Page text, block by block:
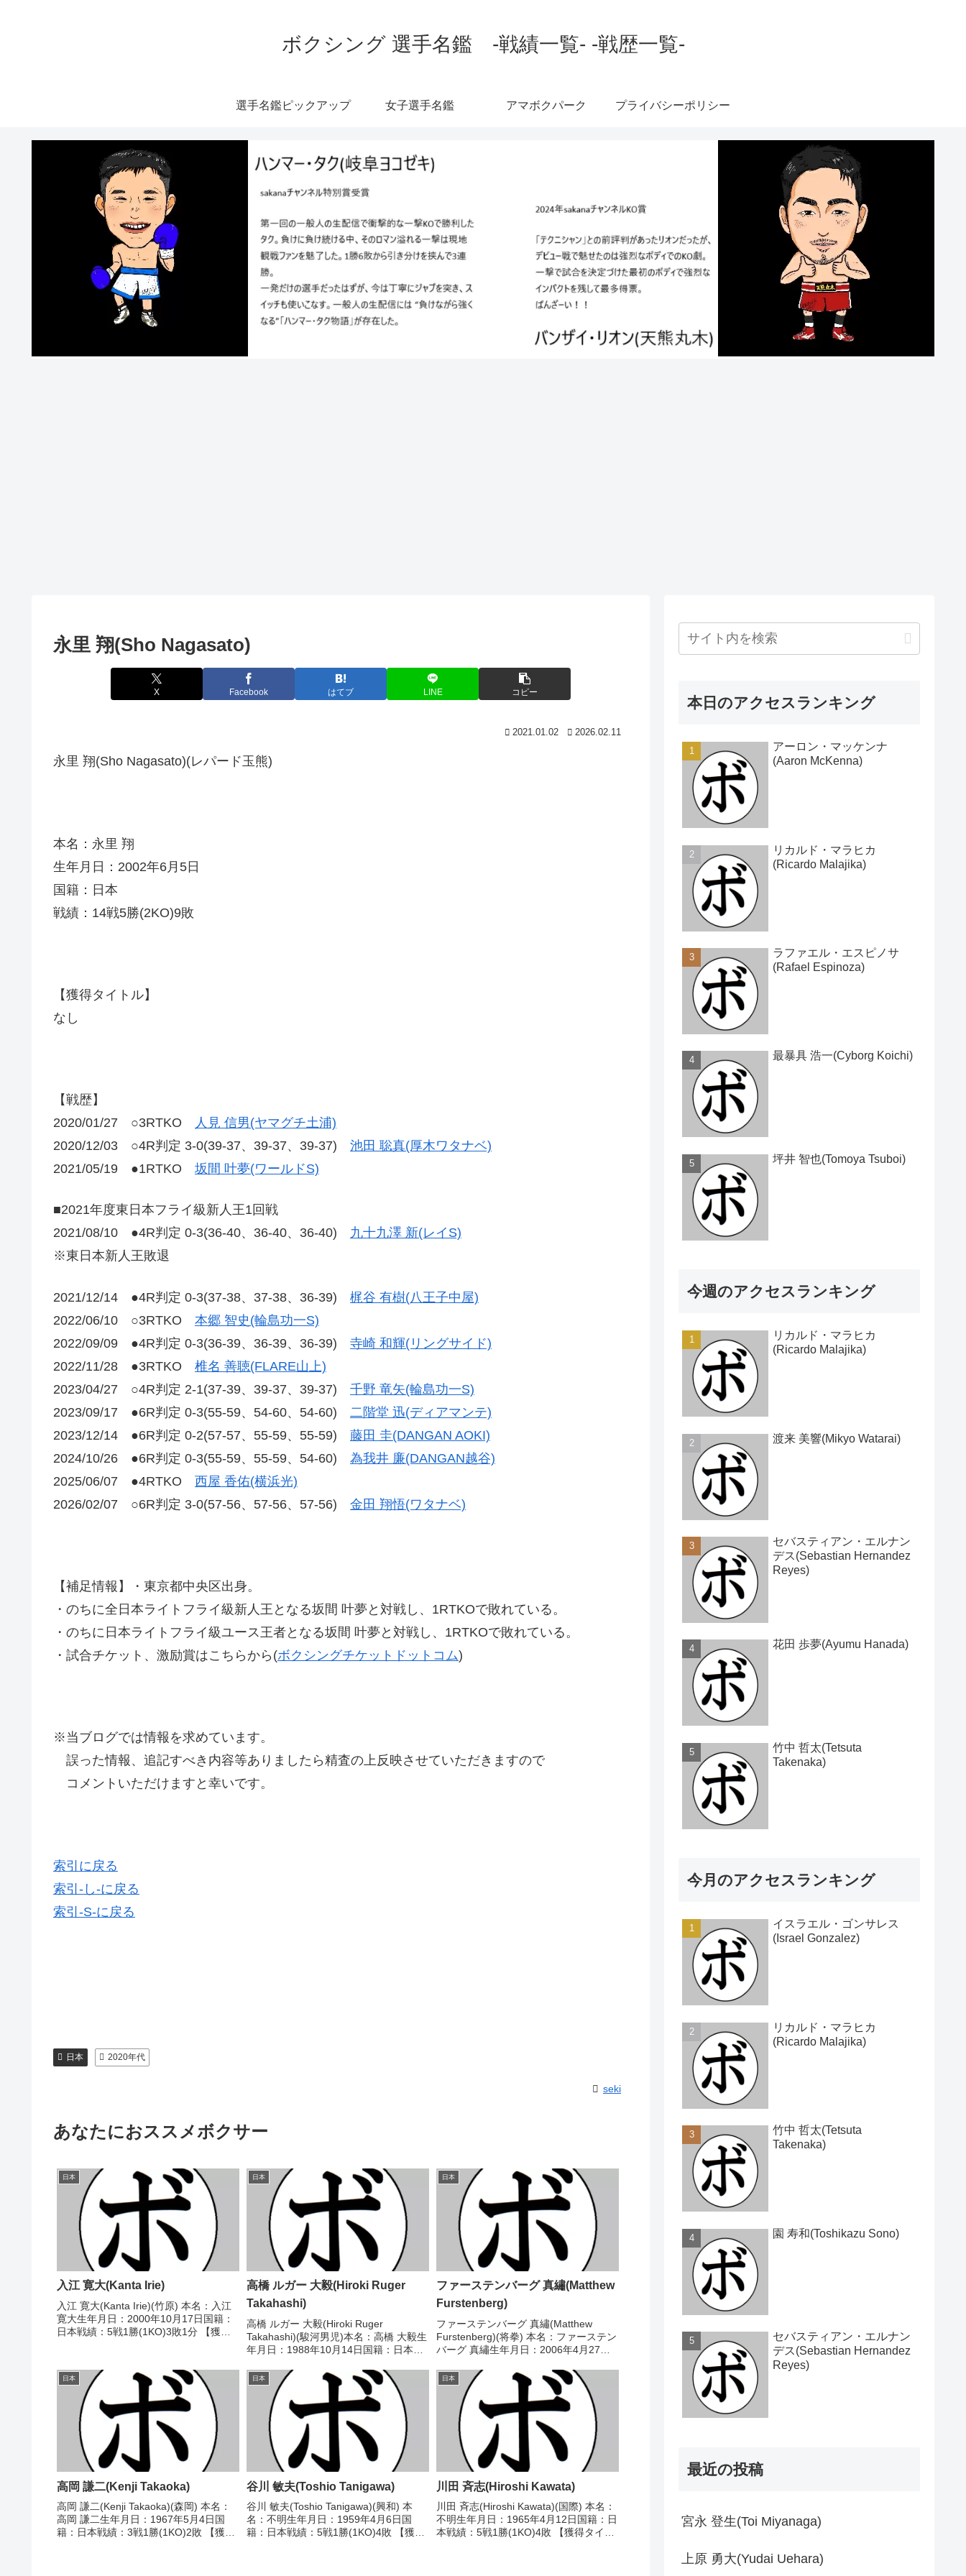
ボクシング 選手名鑑 -戦績一覧- -戦歴一覧-
選手名鑑ピックアップ 女子選手名鑑 アマボクパーク プライバシーポリシー
永里 翔(Sho Nagasato)
X Facebook はてブ LINE コピー
2021.01.02 2026.02.11
永里 翔(Sho Nagasato)(レパード玉熊)
本名：永里 翔
生年月日：2002年6月5日
国籍：日本
戦績：14戦5勝(2KO)9敗
【獲得タイトル】
なし
【戦歴】
2020/01/27 ○3RTKO
人見 信男(ヤマグチ土浦)
2020/12/03 ○4R判定 3-0(39-37、39-37、39-37) 池田 聡真(厚木ワタナベ)
2021/05/19 ●1RTKO 坂間 叶夢(ワールドS)
■2021年度東日本フライ級新人王1回戦
2021/08/10 ●4R判定 0-3(36-40、36-40、36-40) 九十九澤 新(レイS)
※東日本新人王敗退
2021/12/14 ●4R判定 0-3(37-38、37-38、36-39) 梶谷 有樹(八王子中屋)
2022/06/10 ○3RTKO 本郷 智史(輪島功一S)
2022/09/09 ●4R判定 0-3(36-39、36-39、36-39) 寺崎 和輝(リングサイド)
2022/11/28 ●3RTKO 椎名 善聴(FLARE山上)
2023/04/27 ○4R判定 2-1(37-39、39-37、39-37) 千野 竜矢(輪島功一S)
2023/09/17 ●6R判定 0-3(55-59、54-60、54-60) 二階堂 迅(ディアマンテ)
2023/12/14 ●6R判定 0-2(57-57、55-59、55-59) 藤田 圭(DANGAN AOKI)
2024/10/26 ●6R判定 0-3(55-59、55-59、54-60) 為我井 廉(DANGAN越谷)
2025/06/07 ●4RTKO 西屋 香佑(横浜光)
2026/02/07 ○6R判定 3-0(57-56、57-56、57-56) 金田 翔悟(ワタナベ)
【補足情報】・東京都中央区出身。
・のちに全日本ライトフライ級新人王となる坂間 叶夢と対戦し、1RTKOで敗れている。
・のちに日本ライトフライ級ユース王者となる坂間 叶夢と対戦し、1RTKOで敗れている。
・試合チケット、激励賞はこちらから(ボクシングチケットドットコム)
※当ブログでは情報を求めています。
誤った情報、追記すべき内容等ありましたら精査の上反映させていただきますので
コメントいただけますと幸いです。
索引に戻る
索引-し-に戻る
索引-S-に戻る
日本 2020年代
seki
あなたにおススメボクサー
日本
入江 寛大(Kanta Irie)
入江 寛大(Kanta Irie)(竹原) 本名：入江
寛大生年月日：2000年10月17日国籍：
日本戦績：5戦1勝(1KO)3敗1分 【獲得
年...
日本
高橋 ルガー 大毅(Hiroki Ruger
Takahashi)
高橋 ルガー 大毅(Hiroki Ruger
Takahashi)(駿河男児)本名：高橋 大毅生
年月日：1988年10月14日国籍：日本戦
2017年度中日本ミドル級新人王【戦
歴】2015/11/19...
日本
ファーステンバーグ 真繡(Matthew
Furstenberg)
ファーステンバーグ 真繡(Matthew
Furstenberg)(将拳) 本名：ファーステン
バーグ 真繡生年月日：2006年4月27日
得タイトル】なし 【戦歴】
2025/09/20 ●4R判定 ...
日本
高岡 謙二(Kenji Takaoka)
高岡 謙二(Kenji Takaoka)(森岡) 本名：
高岡 謙二生年月日：1967年5月4日国
籍：日本戦績：3戦1勝(1KO)2敗 【獲得
日本
谷川 敏夫(Toshio Tanigawa)
谷川 敏夫(Toshio Tanigawa)(興和) 本
名：不明生年月日：1959年4月6日国
籍：日本戦績：5戦1勝(1KO)4敗 【獲得
日本
川田 斉志(Hiroshi Kawata)
川田 斉志(Hiroshi Kawata)(国際) 本名：
不明生年月日：1965年4月12日国籍：日
本戦績：5戦1勝(1KO)4敗 【獲得タイト
本日のアクセスランキング
アーロン・マッケンナ
(Aaron McKenna)
リカルド・マラヒカ
(Ricardo Malajika)
ラファエル・エスピノサ
(Rafael Espinoza)
最暴具 浩一(Cyborg Koichi)
坪井 智也(Tomoya Tsuboi)
今週のアクセスランキング
リカルド・マラヒカ
(Ricardo Malajika)
渡来 美響(Mikyo Watarai)
セバスティアン・エルナン
デス(Sebastian Hernandez
Reyes)
花田 歩夢(Ayumu Hanada)
竹中 哲太(Tetsuta
Takenaka)
今月のアクセスランキング
イスラエル・ゴンサレス
(Israel Gonzalez)
リカルド・マラヒカ
(Ricardo Malajika)
竹中 哲太(Tetsuta
Takenaka)
園 寿和(Toshikazu Sono)
セバスティアン・エルナン
デス(Sebastian Hernandez
Reyes)
最近の投稿
宮永 登生(Toi Miyanaga)
上原 勇大(Yudai Uehara)